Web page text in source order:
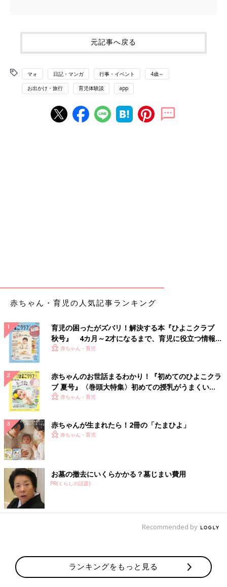
元記事へ戻る
マォ 日記・マンガ 行事・イベント 4歳～
お出かけ・旅行 育児体験談 app
赤ちゃん・育児の人気記事ランキング
育児の困ったがズバリ！解決する本『ひよこクラブ
秋号』 4カ月～2才になるまで、育児に役立つ情報が
いっぱい！
赤ちゃん・育児
赤ちゃんのお世話まるわかり！『初めてのひよこクラ
ブ 夏号』〈巻頭大特集〉初めての授乳がうまくい
く！ おっぱい・ミルクの基本と夏のトラブル 解決テ
赤ちゃん・育児
赤ちゃんが生まれたら！2冊の「たまひよ」
赤ちゃん・育児
お墓の撤去にいくらかかる？墓じまい費用
PR(くらしの話題)
Recommended by
ランキングをもっと見る